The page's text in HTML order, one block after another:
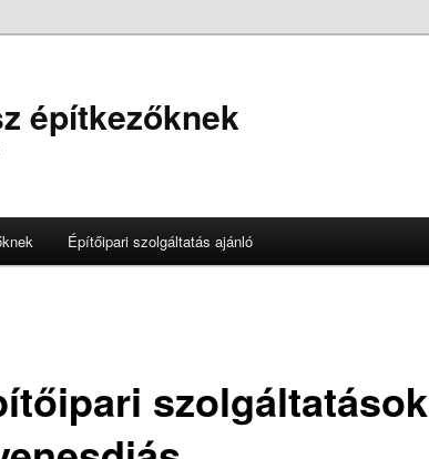
építkezőknek
Építőipari szolgáltatás ajánló
szolgáltatások